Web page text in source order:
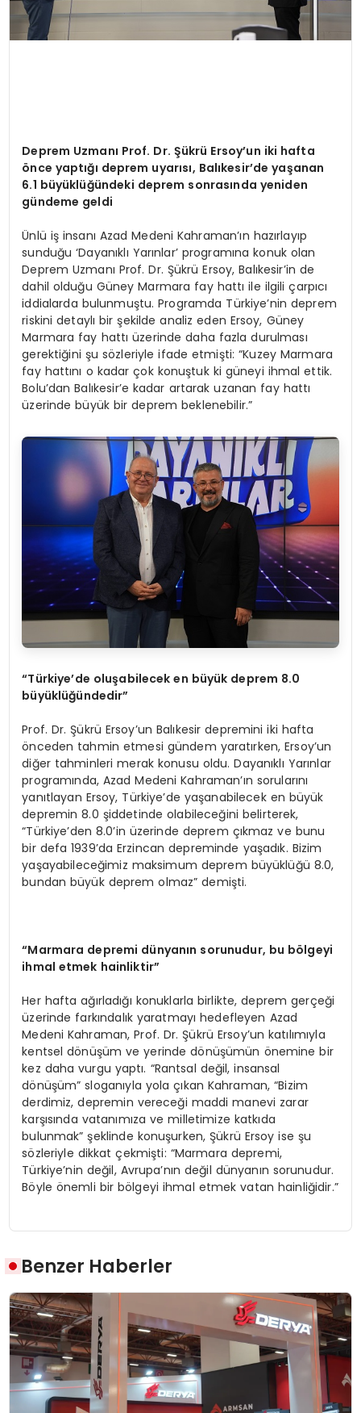
Deprem Uzmanı Prof. Dr. Şükrü Ersoy’un iki hafta
önce yaptığı deprem uyarısı, Balıkesir’de yaşanan
6.1 büyüklüğündeki deprem sonrasında yeniden
gündeme geldi
Ünlü iş insanı Azad Medeni Kahraman’ın hazırlayıp
sunduğu ‘Dayanıklı Yarınlar’ programına konuk olan
Deprem Uzmanı Prof. Dr. Şükrü Ersoy, Balıkesir’in de
dahil olduğu Güney Marmara fay hattı ile ilgili çarpıcı
iddialarda bulunmuştu. Programda Türkiye’nin deprem
riskini detaylı bir şekilde analiz eden Ersoy, Güney
Marmara fay hattı üzerinde daha fazla durulması
gerektiğini şu sözleriyle ifade etmişti: “Kuzey Marmara
fay hattını o kadar çok konuştuk ki güneyi ihmal ettik.
Bolu’dan Balıkesir’e kadar artarak uzanan fay hattı
üzerinde büyük bir deprem beklenebilir.”
“Türkiye’de oluşabilecek en büyük deprem 8.0
büyüklüğündedir”
Prof. Dr. Şükrü Ersoy’un Balıkesir depremini iki hafta
önceden tahmin etmesi gündem yaratırken, Ersoy’un
diğer tahminleri merak konusu oldu. Dayanıklı Yarınlar
programında, Azad Medeni Kahraman’ın sorularını
yanıtlayan Ersoy, Türkiye’de yaşanabilecek en büyük
depremin 8.0 şiddetinde olabileceğini belirterek,
“Türkiye’den 8.0’in üzerinde deprem çıkmaz ve bunu
bir defa 1939’da Erzincan depreminde yaşadık. Bizim
yaşayabileceğimiz maksimum deprem büyüklüğü 8.0,
bundan büyük deprem olmaz” demişti.
“Marmara depremi dünyanın sorunudur, bu bölgeyi
ihmal etmek hainliktir”
Her hafta ağırladığı konuklarla birlikte, deprem gerçeği
üzerinde farkındalık yaratmayı hedefleyen Azad
Medeni Kahraman, Prof. Dr. Şükrü Ersoy’un katılımıyla
kentsel dönüşüm ve yerinde dönüşümün önemine bir
kez daha vurgu yaptı. “Rantsal değil, insansal
dönüşüm” sloganıyla yola çıkan Kahraman, “Bizim
derdimiz, depremin vereceği maddi manevi zarar
karşısında vatanımıza ve milletimize katkıda
bulunmak” şeklinde konuşurken, Şükrü Ersoy ise şu
sözleriyle dikkat çekmişti: “Marmara depremi,
Türkiye’nin değil, Avrupa’nın değil dünyanın sorunudur.
Böyle önemli bir bölgeyi ihmal etmek vatan hainliğidir.”
Benzer Haberler